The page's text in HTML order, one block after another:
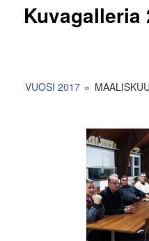
Kuvagalleria
VUOSI 2017 »